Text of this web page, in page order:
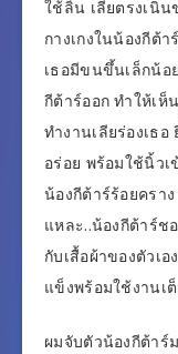
ใช้ลิ้น เลียตรงเนิ
กางเกงในน้องกีต้
เธอมีขนขึ้นเล็กน้อ
กีต้าร์ออก ทำให้เห็
ทำงานเลียร่องเธ
อร่อย พร้อมใช้นิ้วเ
น้องกีต้าร์ร้อยครา
แหละ..น้องกีต้าร์ช
กับเสื้อผ้าของตัวเ
แข็งพร้อมใช้งานเ
ผมจับตัวน้องกีต้าร์